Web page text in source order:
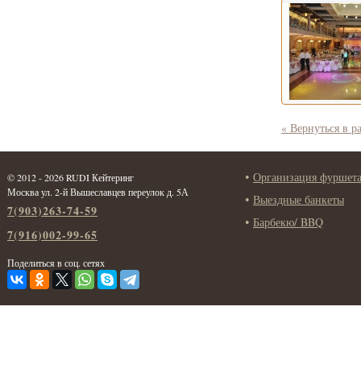
« Вернуться в
© 2012 - 2026 RUDI Кейтеринг
Москва ул. 2-й Вышеславцев переулок д. 5А
7(903)263-74-59
7(916)002-99-65
Поделиться в соц. сетях
Организация фуршета
Выездные банкеты
Барбекю/ BBQ